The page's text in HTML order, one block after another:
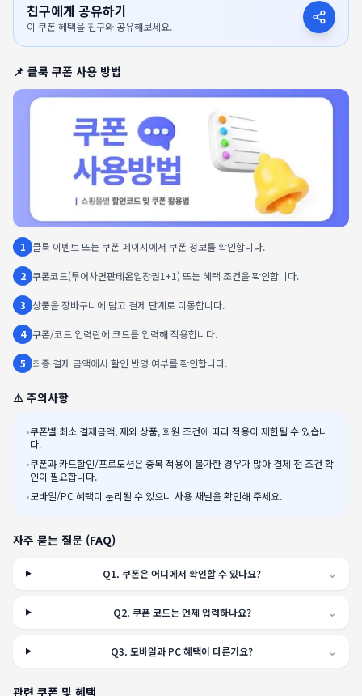
친구에게 공유하기
이 쿠폰 혜택을 친구와 공유해보세요.
📌 클룩 쿠폰 사용 방법
1 클룩 이벤트 또는 쿠폰 페이지에서 쿠폰 정보를 확인합니다.
2 쿠폰코드(투어사면판테온입장권1+1) 또는 혜택 조건을 확인합니다.
3 상품을 장바구니에 담고 결제 단계로 이동합니다.
4 쿠폰/코드 입력란에 코드를 입력해 적용합니다.
5 최종 결제 금액에서 할인 반영 여부를 확인합니다.
⚠️ 주의사항
•쿠폰별 최소 결제금액, 제외 상품, 회원 조건에 따라 적용이 제한될 수 있습니
다.
•쿠폰과 카드할인/프로모션은 중복 적용이 불가한 경우가 많아 결제 전 조건 확
인이 필요합니다.
•모바일/PC 혜택이 분리될 수 있으니 사용 채널을 확인해 주세요.
자주 묻는 질문 (FAQ)
Q1.쿠폰은 어디에서 확인할 수 있나요? ⌄
Q2. 쿠폰 코드는 언제 입력하나요? ⌄
Q3.모바일과 PC 혜택이 다른가요? ⌄
관련 쿠폰 및 혜택